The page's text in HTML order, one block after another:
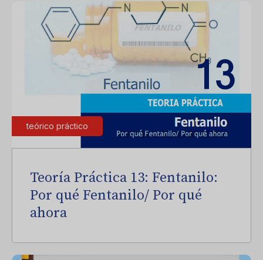
teórico práctico
Teoría Práctica 13: Fentanilo:
Por qué Fentanilo/ Por qué
ahora